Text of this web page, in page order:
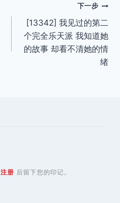
下一步
[13342] 我见过的第二
个完全乐天派 我知道她
的故事 却看不清她的情
绪
注册 后留下您的印记。